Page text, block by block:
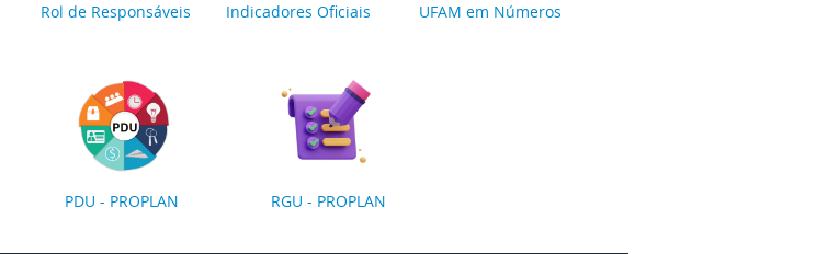
Rol de Responsáveis Indicadores Oficiais UFAM em Números
PDU - PROPLAN RGU - PROPLAN